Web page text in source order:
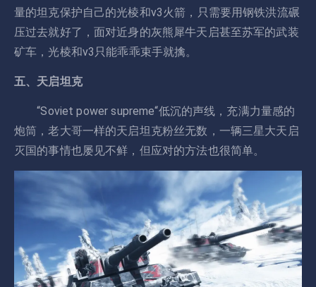
量的坦克保护自己的光棱和v3火箭，只需要用钢铁洪流碾
压过去就好了，面对近身的灰熊犀牛天启甚至苏军的武装
矿车，光棱和v3只能乖乖束手就擒。
五、天启坦克
“Soviet power supreme“低沉的声线，充满力量感的
炮筒，老大哥一样的天启坦克粉丝无数，一辆三星大天启
灭国的事情也屡见不鲜，但应对的方法也很简单。